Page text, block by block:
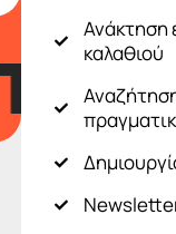
Ανάκτηση
καλαθιού